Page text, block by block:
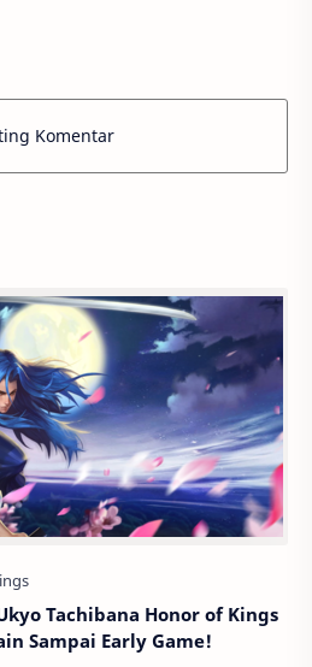
gameplay ya…
Komentar
Tachibana Honor of Kings
Sampai Early Game!